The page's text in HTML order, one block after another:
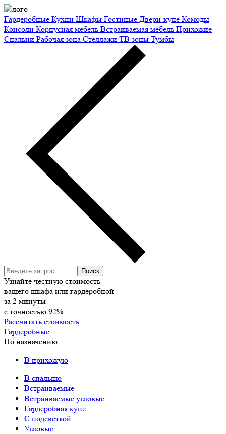
Гардеробные Кухни Шкафы Гостиные Двери-купе Комоды
Консоли Корпусная мебель Встраиваемая мебель Прихожие
Спальни Рабочая зона Стеллажи ТВ зоны Тумбы
Узнайте честную стоимость
вашего шкафа или гардеробной
за 2 минуты
с точностью 92%
Рассчитать стоимость
Гардеробные
По назначению
В прихожую
В спальню
Встраиваемые
Встраиваемые угловые
Гардеробная купе
С подсветкой
Угловые